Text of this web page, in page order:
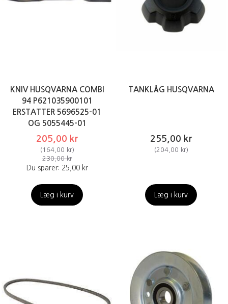
KNIV HUSQVARNA COMBI
94 P621035900101
ERSTATTER 5696525-01
OG 5055445-01
205,00 kr
( 164,00 kr)
230,00 kr
Du sparer: 25,00 kr
Læg i kurv
TANKLÅG HUSQVARNA
255,00 kr
(204,00 kr)
Læg i kurv